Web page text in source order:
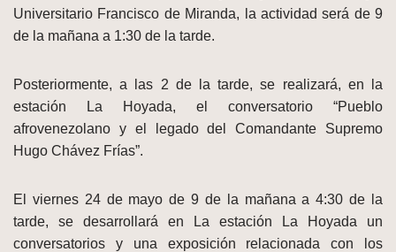
Universitario Francisco de Miranda, la actividad será de 9
de la mañana a 1:30 de la tarde.
Posteriormente, a las 2 de la tarde, se realizará, en la
estación La Hoyada, el conversatorio “Pueblo
afrovenezolano y el legado del Comandante Supremo
Hugo Chávez Frías”.
El viernes 24 de mayo de 9 de la mañana a 4:30 de la
tarde, se desarrollará en La estación La Hoyada un
conversatorios y una exposición relacionada con los